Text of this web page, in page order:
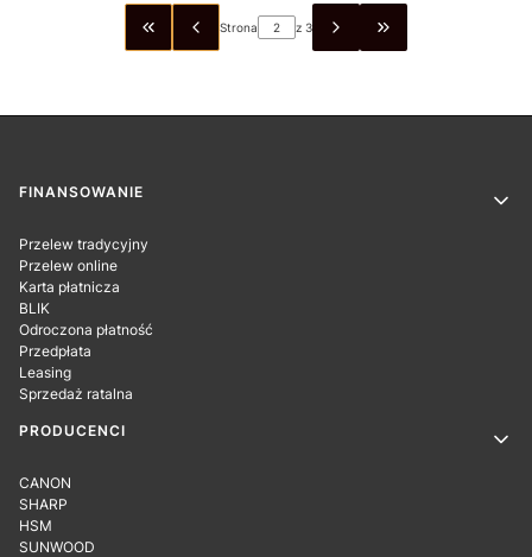
WRÓĆ DO PIERWSZEJ STRONY Z PRODUKTAMI
Strona z 3 PRZEJDŹ DO
Linki w stopce
FINANSOWANIE
Przelew tradycyjny
Przelew online
Karta płatnicza
BLIK
Odroczona płatność
Przedpłata
Leasing
Sprzedaż ratalna
PRODUCENCI
CANON
SHARP
HSM
SUNWOOD